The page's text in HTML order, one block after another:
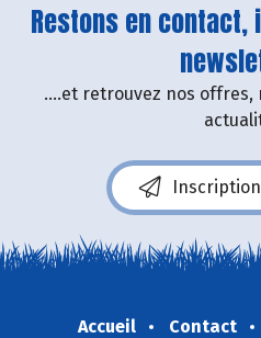
Restons en
....et retrouvez nos offres,
Accueil Contact